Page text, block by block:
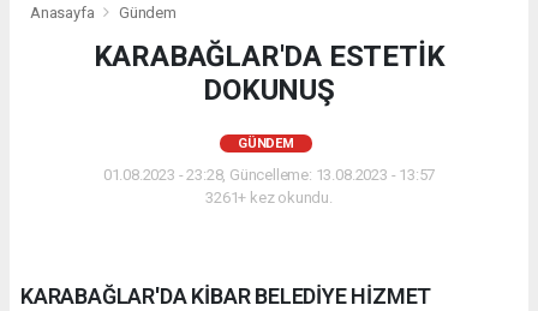
Anasayfa Gündem
KARABAĞLAR'DA ESTETİK
DOKUNUŞ
GÜNDEM
01.08.2023 - 23:28, Güncelleme: 13.08.2023 - 13:57
3261+ kez okundu.
KARABAĞLAR'DA KİBAR BELEDİYE HİZMET